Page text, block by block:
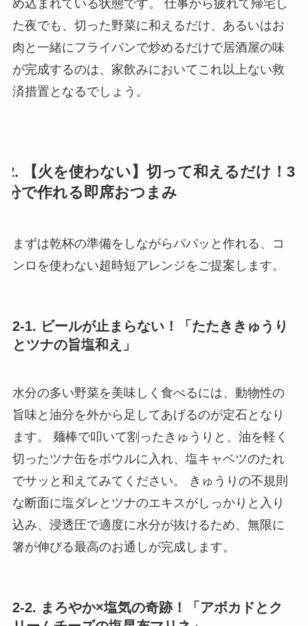
め込まれている状態です。 仕事から疲れて帰宅し
た夜でも、切った野菜に和えるだけ、あるいはお
肉と一緒にフライパンで炒めるだけで居酒屋の味
が完成するのは、家飲みにおいてこれ以上ない救
済措置となるでしょう。
2. 【火を使わない】切って和えるだけ！3
分で作れる即席おつまみ
まずは乾杯の準備をしながらパパッと作れる、コ
ンロを使わない超時短アレンジをご提案します。
2-1. ビールが止まらない！「たたききゅうり
とツナの旨塩和え」
水分の多い野菜を美味しく食べるには、動物性の
旨味と油分を外から足してあげるのが定石となり
ます。 麺棒で叩いて割ったきゅうりと、油を軽く
切ったツナ缶をボウルに入れ、塩キャベツのたれ
でサッと和えてみてください。 きゅうりの不規則
な断面に塩ダレとツナのエキスがしっかりと入り
込み、浸透圧で適度に水分が抜けるため、無限に
箸が伸びる最高のお通しが完成します。
2-2. まろやか×塩気の奇跡！「アボカドとク